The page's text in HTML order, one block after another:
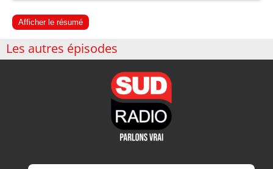
Afficher le résumé
Les autres épisodes